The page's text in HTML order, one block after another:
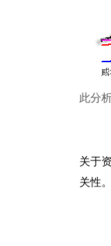
此分
关于
关性